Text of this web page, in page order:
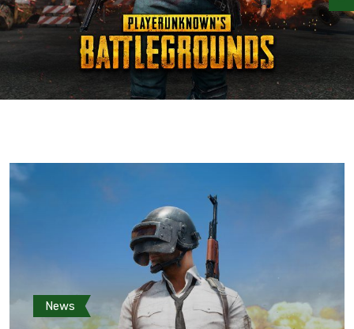
News